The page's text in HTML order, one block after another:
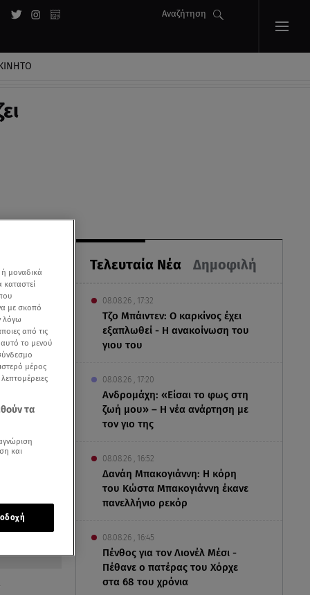
Αναζήτηση
Τελευταία Νέα Δημοφιλή
08.08.26 , 17:32
Τζο Μπάιντεν: Ο καρκίνος έχει
εξαπλωθεί - Η ανακοίνωση του
γιου του
08.08.26 , 17:20
Ανδρομάχη: «Είσαι το φως στη
ζωή μου» – Η νέα ανάρτηση με
τον γιο της
08.08.26 , 16:52
Δανάη Μπακογιάννη: Η κόρη
του Κώστα Μπακογιάννη έκανε
πανελλήνιο ρεκόρ
08.08.26 , 16:45
Πένθος για τον Λιονέλ Μέσι -
Πέθανε ο πατέρας του Χόρχε
στα 68 του χρόνια
μοναδικά
με σκοπό
λόγω
από τις
αυτό το μενού
μέρος
τα
και